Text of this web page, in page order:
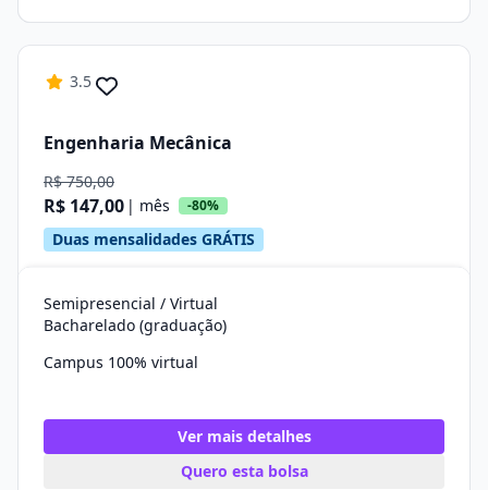
3.5
Engenharia Mecânica
R$ 750,00
R$ 147,00 | mês -80%
Duas mensalidades GRÁTIS
Semipresencial / Virtual
Bacharelado (graduação)
Campus 100% virtual
Ver mais detalhes
Quero esta bolsa